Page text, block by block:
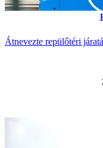
Átnevezte repülőtéri